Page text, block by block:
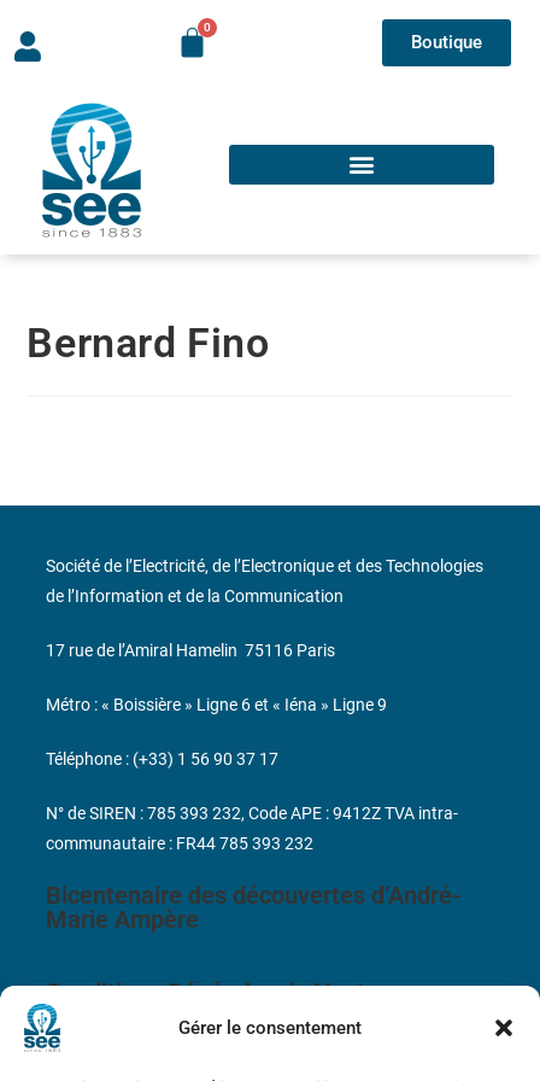
Gérer le consentement
Boutique
Bernard Fino
Bicentenaire des découvertes d’André-
Marie Ampère
Conditions Générales de Vente
Société de l’Electricité, de l’Electronique et des Technologies
de l’Information et de la Communication
17 rue de l’Amiral Hamelin 75116 Paris
Métro : « Boissière » Ligne 6 et « Iéna » Ligne 9
Téléphone : (+33) 1 56 90 37 17
N° de SIREN : 785 393 232, Code APE : 9412Z TVA intra-
communautaire : FR44 785 393 232